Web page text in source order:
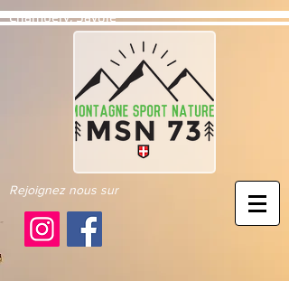
Chambéry, Savoie
Rejoignez nous sur